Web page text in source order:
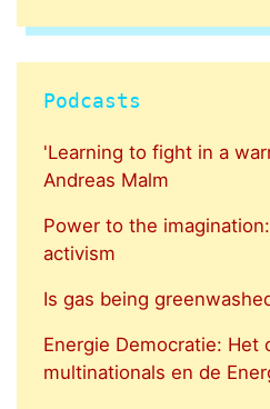
Podcasts
'Learning to fight in a
Andreas Malm
Power to the
activism
Is gas being
Energie Democratie: Het
multinationals en de